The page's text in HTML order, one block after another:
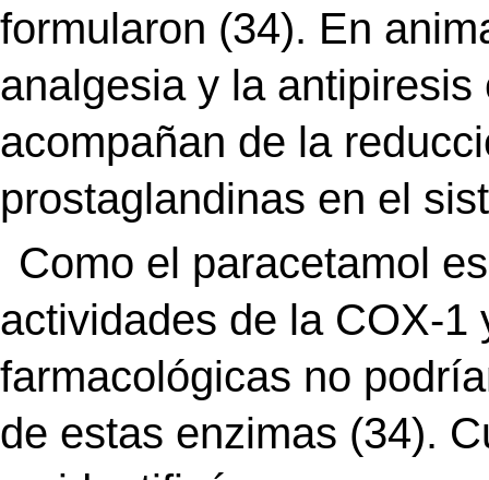
formularon (34). En
analgesia y la
acompañan de la
prostaglandinas en el
Como el paracetamol
actividades de la COX-
farmacológicas no
de estas enzimas (34).